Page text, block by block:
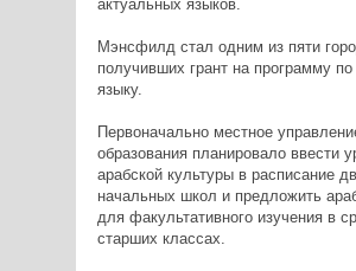
актуальных языков.
Мэнсфилд стал одним из пяти
получивших грант на программу
языку.
Первоначально местное
образования планировало ввести
арабской культуры в расписание
начальных школ и предложить
для факультативного изучения в
старших классах.